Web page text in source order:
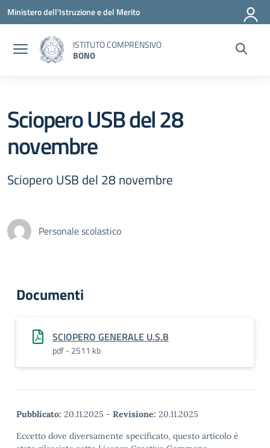
Vai ai contenuti
Vai al menu di navigazione
Vai al footer
Ministero dell'Istruzione e del Merito
ISTITUTO COMPRENSIVO
BONO
Sciopero USB del 28
novembre
Sciopero USB del 28 novembre
Personale scolastico
Documenti
SCIOPERO GENERALE U.S.B
pdf - 2511 kb
Pubblicato: 20.11.2025 - Revisione: 20.11.2025
Eccetto dove diversamente specificato, questo articolo è